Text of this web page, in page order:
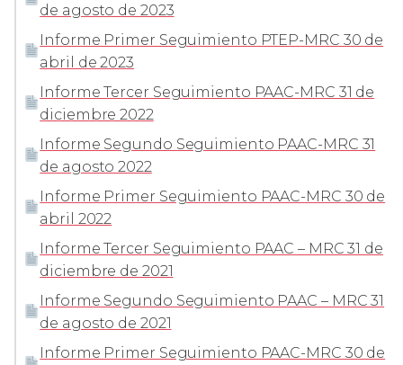
de agosto de 2023
Informe Primer Seguimiento PTEP-MRC 30 de
abril de 2023
Informe Tercer Seguimiento PAAC-MRC 31 de
diciembre 2022
Informe Segundo Seguimiento PAAC-MRC 31
de agosto 2022
Informe Primer Seguimiento PAAC-MRC 30 de
abril 2022
Informe Tercer Seguimiento PAAC – MRC 31 de
diciembre de 2021
Informe Segundo Seguimiento PAAC – MRC 31
de agosto de 2021
Informe Primer Seguimiento PAAC-MRC 30 de